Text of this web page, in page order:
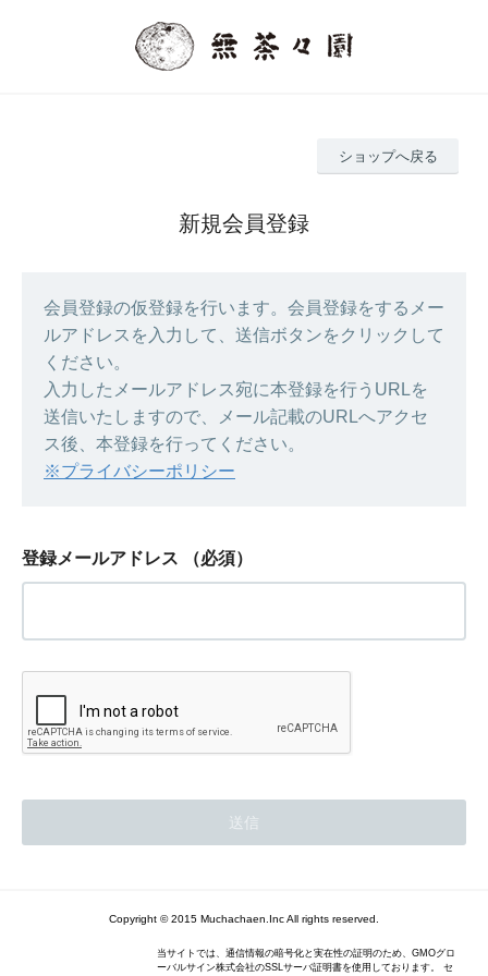
ショップへ戻る
新規会員登録
会員登録の仮登録を行います。会員登録をするメー
ルアドレスを入力して、送信ボタンをクリックして
ください。
入力したメールアドレス宛に本登録を行うURLを
送信いたしますので、メール記載のURLへアクセ
ス後、本登録を行ってください。
※プライバシーポリシー
登録メールアドレス （必須）
Copyright © 2015 Muchachaen.Inc All rights reserved.
当サイトでは、通信情報の暗号化と実在性の証明のため、GMOグロ
ーバルサイン株式会社のSSLサーバ証明書を使用しております。 セ